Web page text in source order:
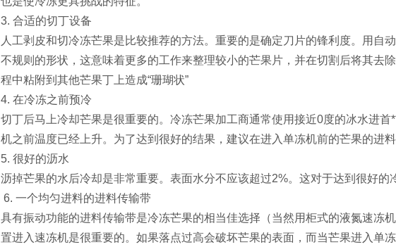
3. 合适的切丁设备
人工剥皮和切冷冻芒果是比较推荐的方法。重要的是确定刀片的锋利度。用自
不规则的形状，这意味着更多的工作来整理较小的芒果片，并在切割后将其去
程中粘附到其他芒果丁上造成“珊瑚状”
4. 在冷冻之前预冷
切丁后马上冷却芒果是很重要的。冷冻芒果加工商通常使用接近0度的冰水进
机之前温度已经上升。为了达到很好的结果，建议在进入单冻机前的芒果的进料
5. 很好的沥水
沥掉芒果的水后冷却是非常重要。表面水分不应该超过2%。这对于达到很好的
6. 一个均匀进料的进料传输带
具有振动功能的进料传输带是冷冻芒果的相当佳选择（当然用柜式的液氮速冻
置进入速冻机是很重要的。如果落点过高会破坏芒果的表面，而当芒果进入单